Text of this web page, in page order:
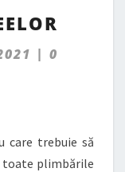
| 0
care trebuie să
toate plimbările